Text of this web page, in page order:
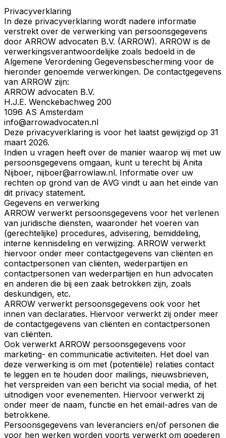
Privacyverklaring
In deze privacyverklaring wordt nadere informatie
verstrekt over de verwerking van persoonsgegevens
door ARROW advocaten B.V. (ARROW). ARROW is de
verwerkingsverantwoordelijke zoals bedoeld in de
Algemene Verordening Gegevensbescherming voor de
hieronder genoemde verwerkingen. De contactgegevens
van ARROW zijn:
ARROW advocaten B.V.
H.J.E. Wenckebachweg 200
1096 AS Amsterdam
info@arrowadvocaten.nl
Deze privacyverklaring is voor het laatst gewijzigd op 31
maart 2026.
Indien u vragen heeft over de manier waarop wij met uw
persoonsgegevens omgaan, kunt u terecht bij Anita
Nijboer, nijboer@arrowlaw.nl. Informatie over uw
rechten op grond van de AVG vindt u aan het einde van
dit privacy statement.
Gegevens en verwerking
ARROW verwerkt persoonsgegevens voor het verlenen
van juridische diensten, waaronder het voeren van
(gerechtelijke) procedures, advisering, bemiddeling,
interne kennisdeling en verwijzing. ARROW verwerkt
hiervoor onder meer contactgegevens van cliënten en
contactpersonen van cliënten, wederpartijen en
contactpersonen van wederpartijen en hun advocaten
en anderen die bij een zaak betrokken zijn, zoals
deskundigen, etc.
ARROW verwerkt persoonsgegevens ook voor het
innen van declaraties. Hiervoor verwerkt zij onder meer
de contactgegevens van cliënten en contactpersonen
van cliënten.
Ook verwerkt ARROW persoonsgegevens voor
marketing- en communicatie activiteiten. Het doel van
deze verwerking is om met (potentiële) relaties contact
te leggen en te houden door mailings, nieuwsbrieven,
het verspreiden van een bericht via social media, of het
uitnodigen voor evenementen. Hiervoor verwerkt zij
onder meer de naam, functie en het email-adres van de
betrokkene.
Persoonsgegevens van leveranciers en/of personen die
voor hen werken worden voorts verwerkt om goederen